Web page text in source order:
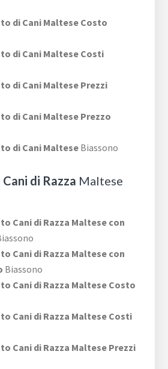
di Cani Maltese Costo
di Cani Maltese Costi
di Cani Maltese Prezzi
di Cani Maltese Prezzo
di Cani Maltese Biassono
di Razza Maltese
Cani di Razza Maltese con
Cani di Razza Maltese con
Biassono
Cani di Razza Maltese Costo
Cani di Razza Maltese Costi
Cani di Razza Maltese Prezzi